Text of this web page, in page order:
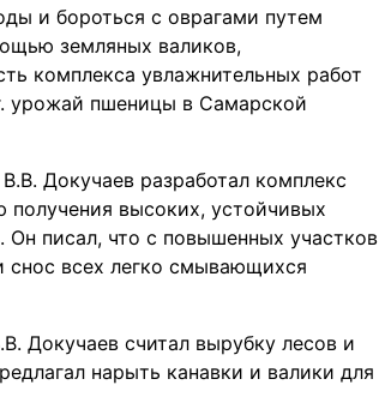
и бороться с оврагами путем
земляных валиков,
комплекса увлажнительных работ
урожай пшеницы в Самарской
Докучаев разработал комплекс
высоких, устойчивых
Он писал, что с повышенных участков
снос всех легко смывающихся
Докучаев считал вырубку лесов и
нарыть канавки и валики для